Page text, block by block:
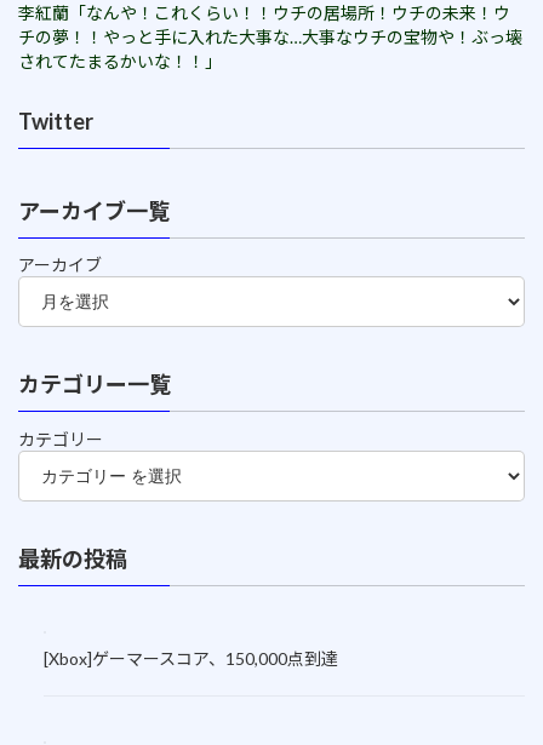
李紅蘭「なんや！これくらい！！ウチの居場所！ウチの未来！ウ
チの夢！！やっと手に入れた大事な…大事なウチの宝物や！ぶっ壊
されてたまるかいな！！」
Twitter
アーカイブ一覧
アーカイブ
カテゴリー一覧
カテゴリー
最新の投稿
[Xbox]ゲーマースコア、150,000点到達